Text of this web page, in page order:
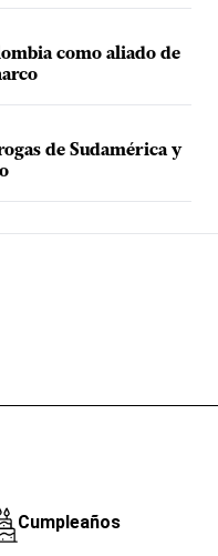
como aliado de
de Sudamérica y
Cumpleaños